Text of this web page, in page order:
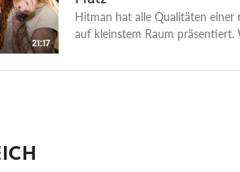
21:17
Hitman hat alle Qualitäten
auf kleinstem Raum präsentiert.
"Was spielst du so?". - Zum
und ein gemeinsames Angebot